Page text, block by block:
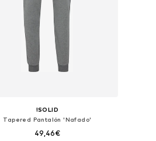
!SOLID
Tapered Pantalón 'Nafado'
49,46€